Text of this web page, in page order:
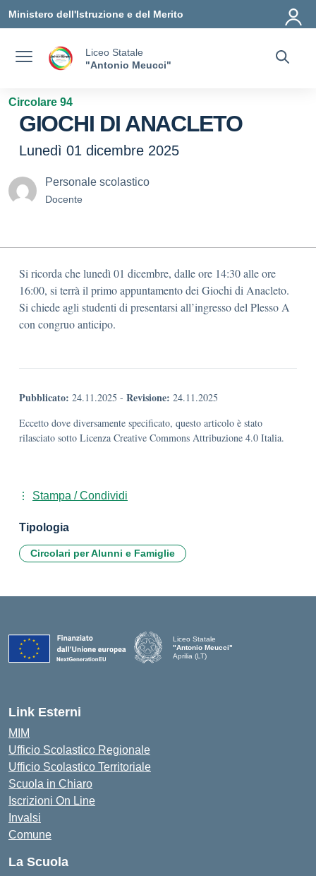
Ministero dell'Istruzione e del Merito
Liceo Statale
"Antonio Meucci"
Circolare 94
GIOCHI DI ANACLETO
Lunedì 01 dicembre 2025
Personale scolastico
Docente
Si ricorda che lunedì 01 dicembre, dalle ore 14:30 alle ore
16:00, si terrà il primo appuntamento dei Giochi di Anacleto.
Si chiede agli studenti di presentarsi all’ingresso del Plesso A
con congruo anticipo.
Pubblicato: 24.11.2025 - Revisione: 24.11.2025
Eccetto dove diversamente specificato, questo articolo è stato
rilasciato sotto Licenza Creative Commons Attribuzione 4.0 Italia.
Stampa / Condividi
Tipologia
Circolari per Alunni e Famiglie
Liceo Statale
"Antonio Meucci"
Aprilia (LT)
Link Esterni
MIM
Ufficio Scolastico Regionale
Ufficio Scolastico Territoriale
Scuola in Chiaro
Iscrizioni On Line
Invalsi
Comune
La Scuola